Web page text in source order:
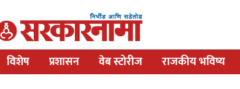
विशेष प्रशासन वेब स्टोरीज राजकीय भविष्य